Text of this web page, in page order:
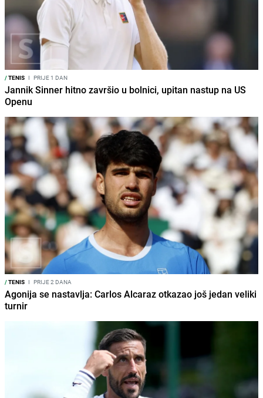
/TENIS I PRIJE 1 DAN
Jannik Sinner hitno završio u bolnici, upitan nastup na US
Openu
/TENIS I PRIJE 2 DANA
Agonija se nastavlja: Carlos Alcaraz otkazao još jedan veliki
turnir